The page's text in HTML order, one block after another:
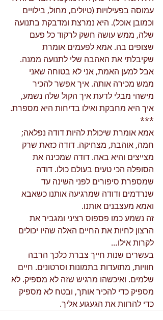
עמוסה בפעילויות (טיולים, מחול, בילויים
וכמובן אוכל). היא נמרצת ומדבקת בתנועה
שלה, ממש עושה חשק לרקוד כל פעם
שצופים בה. אמא לפעמים אומרת
שקיבלתי את האהבה שלי לתנועה ממנה.
אבל למען האמת, אני לא בטוחה שאני
ממש מכירה אותה. איך אפשר להכיר
מישהי מבלי לדעת איך הקול שלה נשמע,
איך היא מחבקת ואילו בדיחות היא מספרת.
***
אמא אומרת שיכולת להיות דודה נפלאה;
חמה, אוהבת, מצחיקה. דודה כזאת שרק
מצייצים והיא באה. דודה שמכינה את
הסופלה הכי טעים בעולם כולו. דודה
שמספרת סיפורים לפני השינה עד
שנרדמים ודודה שמרגיעה אותנו כשאבא
ואמא מעצבנים אותנו.
זה נשמע כמו פספוס רציני ומגביר את
הרצון לחיות את החיים האלה שהיו יכולים
לקרות אילו…
בעשרים שנות חייך צברת כלכך הרבה
חוויות, מתועדות בתמונות וסרטונים. חיים
שלמים. ואיכשהו מרגיש שזה לא מספיק. לא
מספיק כדי להכיר אותך, ובטח לא מספיק
כדי להרוות את הגעגוע אליך.